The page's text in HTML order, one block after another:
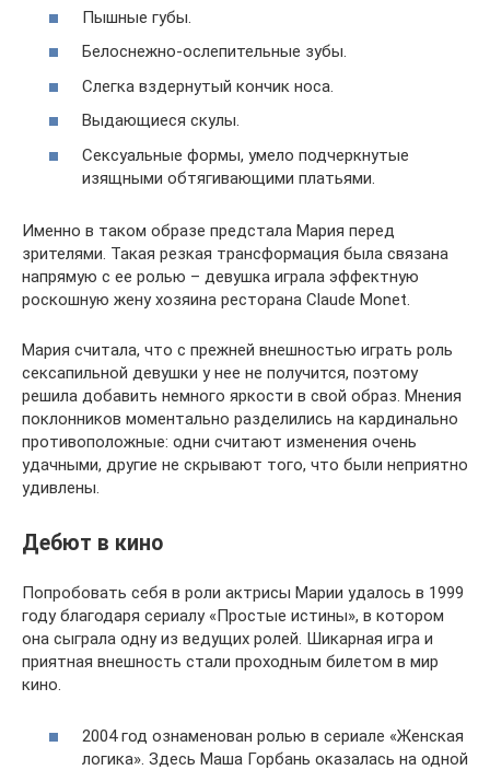
Пышные губы.
Белоснежно-ослепительные зубы.
Слегка вздернутый кончик носа.
Выдающиеся скулы.
Сексуальные формы, умело подчеркнутые
изящными обтягивающими платьями.
Именно в таком образе предстала Мария перед
зрителями. Такая резкая трансформация была связана
напрямую с ее ролью – девушка играла эффектную
роскошную жену хозяина ресторана Claude Monet.
Мария считала, что с прежней внешностью играть роль
сексапильной девушки у нее не получится, поэтому
решила добавить немного яркости в свой образ. Мнения
поклонников моментально разделились на кардинально
противоположные: одни считают изменения очень
удачными, другие не скрывают того, что были неприятно
удивлены.
Дебют в кино
Попробовать себя в роли актрисы Марии удалось в 1999
году благодаря сериалу «Простые истины», в котором
она сыграла одну из ведущих ролей. Шикарная игра и
приятная внешность стали проходным билетом в мир
кино.
2004 год ознаменован ролью в сериале «Женская
логика». Здесь Маша Горбань оказалась на одной